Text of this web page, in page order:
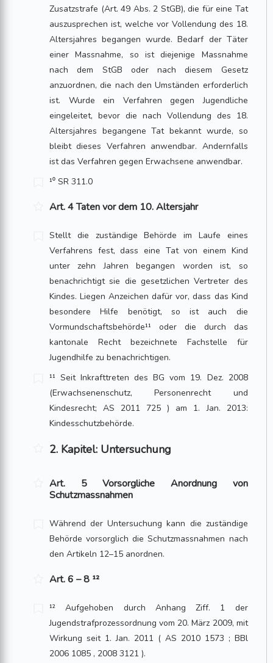
Zusatzstrafe (Art. 49 Abs. 2 StGB), die für eine Tat
auszusprechen ist, welche vor Vollendung des 18.
Altersjahres begangen wurde. Bedarf der Täter
einer Massnahme, so ist diejenige Massnahme
nach dem StGB oder nach diesem Gesetz
anzuordnen, die nach den Umständen erforderlich
ist. Wurde ein Verfahren gegen Jugendliche
eingeleitet, bevor die nach Vollendung des 18.
Altersjahres begangene Tat bekannt wurde, so
bleibt dieses Verfahren anwendbar. Andernfalls
ist das Verfahren gegen Erwachsene anwendbar.
¹⁰ SR 311.0
Art. 4 Taten vor dem 10. Altersjahr
Stellt die zuständige Behörde im Laufe eines
Verfahrens fest, dass eine Tat von einem Kind
unter zehn Jahren begangen worden ist, so
benachrichtigt sie die gesetz­lichen Vertreter des
Kindes. Liegen Anzeichen dafür vor, dass das Kind
besondere Hilfe benötigt, so ist auch die
Vormundschaftsbehörde¹¹ oder die durch das
kantonale Recht bezeichnete Fachstelle für
Jugendhilfe zu benachrichtigen.
¹¹ Seit Inkrafttreten des BG vom 19. Dez. 2008
(Erwachsenenschutz, Personenrecht und
Kindesrecht; AS 2011 725 ) am 1. Jan. 2013:
Kindesschutzbehörde.
2. Kapitel: Untersuchung
Art. 5 Vorsorgliche Anordnung von
Schutzmassnahmen
Während der Untersuchung kann die zuständige
Behörde vorsorglich die Schutzmassnahmen nach
den Artikeln 12–15 anordnen.
Art. 6 – 8 ¹²
¹² Aufgehoben durch Anhang Ziff. 1 der
Jugendstrafprozessordnung vom 20. März 2009, mit
Wirkung seit 1. Jan. 2011 ( AS 2010 1573 ; BBl
2006 1085 , 2008 3121 ).